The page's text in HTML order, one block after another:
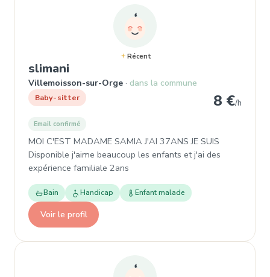
Récent
slimani
Villemoisson-sur-Orge dans la commune
Baby-sitter 8 €/h
Email confirmé
MOI C'EST MADAME SAMIA J'AI 37ANS JE SUIS
Disponible j'aime beaucoup les enfants et j'ai des
expérience familiale 2ans
Bain Handicap Enfant malade
Voir le profil